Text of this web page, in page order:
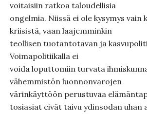
voitaisiin ratkoa taloudellisia
ongelmia. Niissä ei ole kysymys vain
kriisistä, vaan laajemminkin
teollisen tuotantotavan ja
Voimapolitiikalla ei
voida loputtomiin turvata
vähemmistön luonnonvarojen
värinkäyttöön perustuvaa
tosiasiat eivät taivu ydinsodan uhan